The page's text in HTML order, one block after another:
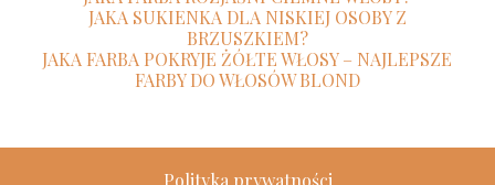
JAKA SUKIENKA DLA NISKIEJ OSOBY Z
BRZUSZKIEM?
JAKA FARBA POKRYJE ŻÓŁTE WŁOSY – NAJLEPSZE
FARBY DO WŁOSÓW BLOND
Polityka prywatności